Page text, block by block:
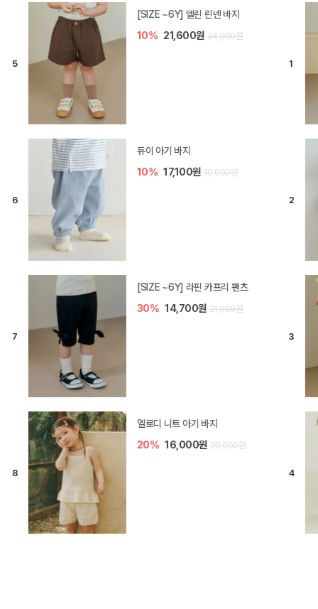
[SIZE ~6Y] 델린 린넨 바지
10% 21,600원 24,000원
듀이 아기 바지
10% 17,100원 19,000원
[SIZE ~6Y] 라핀 카프리 팬츠
30% 14,700원 21,000원
엘로디 니트 아기 바지
20% 16,000원 20,000원